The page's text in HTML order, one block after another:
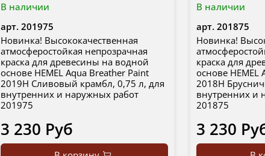
В наличии
арт.201975
Новинка! Высококачественная
атмосферостойкая непрозрачная
краска для древесины на водной
основе HEMEL Aqua Breather Paint
2019H Сливовый крамбл, 0,75 л, для
внутренних и наружных работ
201975
3 230 Руб
В наличии
арт. 201875
Новинка!
краска для
основе HEMEL
2018H
внутренних и
201875
3 230